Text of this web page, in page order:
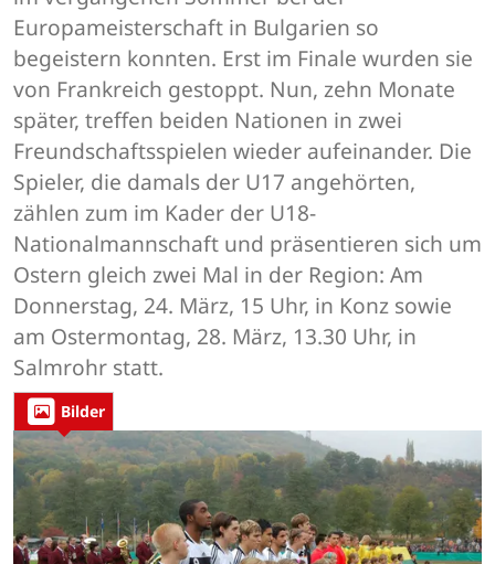
Europameisterschaft in Bulgarien so
begeistern konnten. Erst im Finale wurden sie
von Frankreich gestoppt. Nun, zehn Monate
später, treffen beiden Nationen in zwei
Freundschaftsspielen wieder aufeinander. Die
Spieler, die damals der U17 angehörten,
zählen zum im Kader der U18-
Nationalmannschaft und präsentieren sich um
Ostern gleich zwei Mal in der Region: Am
Donnerstag, 24. März, 15 Uhr, in Konz sowie
am Ostermontag, 28. März, 13.30 Uhr, in
Salmrohr statt.
Bilder